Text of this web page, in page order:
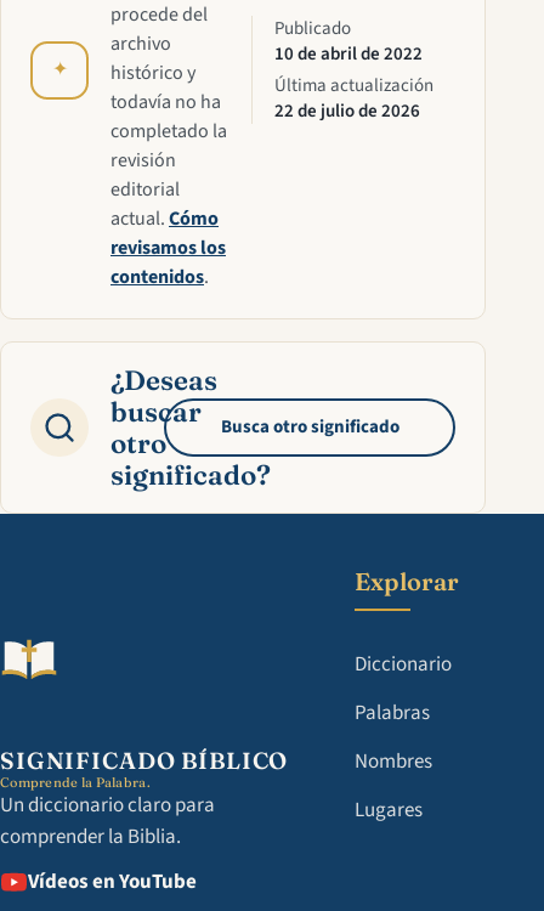
✦
procede del
archivo
histórico y
todavía no ha
completado la
revisión
editorial
actual.Cómo
revisamos los
contenidos.
Publicado
10 de abril de 2022
Última actualización
22 de julio de 2026
¿Deseas
buscar
otro
significado?
Busca otro significado
SIGNIFICADO BÍBLICO
Comprende la Palabra.
Un diccionario claro para
comprender la Biblia.
Vídeos en YouTube
Explorar
Diccionario
Palabras
Nombres
Lugares